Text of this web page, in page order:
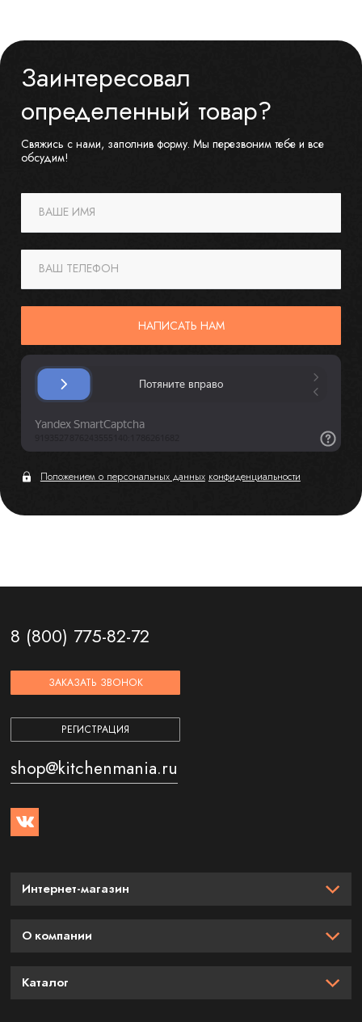
Заинтересовал
определенный товар?
Свяжись с нами, заполнив форму. Мы перезвоним тебе и все
обсудим!
ВАШЕ ИМЯ
ВАШ ТЕЛЕФОН
НАПИСАТЬ НАМ
Положением о персональных данных конфиденциальности
8 (800) 775-82-72
ЗАКАЗАТЬ ЗВОНОК
РЕГИСТРАЦИЯ
shop@kitchenmania.ru
Интернет-магазин
О компании
Каталог